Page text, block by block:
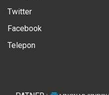
Twitter
Facebook
Telepon